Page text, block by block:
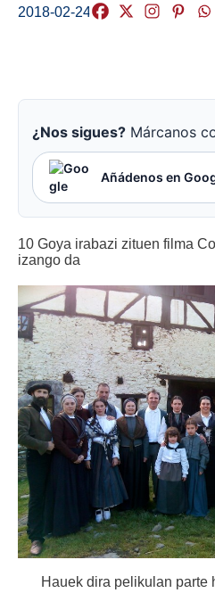
2018-02-24
¿Nos sigues? Márcanos
Añádenos en
10 Goya irabazi zituen filma
izango da
Hauek dira pelikulan parte